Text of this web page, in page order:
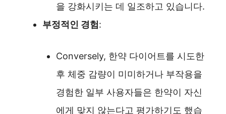
을 강화시키는 데 일조하고 있습니다.
부정적인 경험:
Conversely, 한약 다이어트를 시도한
후 체중 감량이 미미하거나 부작용을
경험한 일부 사용자들은 한약이 자신
에게 맞지 않는다고 평가하기도 했습